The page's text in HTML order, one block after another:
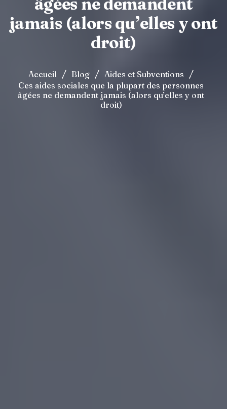
jamais (alors qu’elles y ont
droit)
Accueil / Blog / Aides et Subventions /
Ces aides sociales que la plupart des personnes
âgées ne demandent jamais (alors qu’elles y ont
droit)